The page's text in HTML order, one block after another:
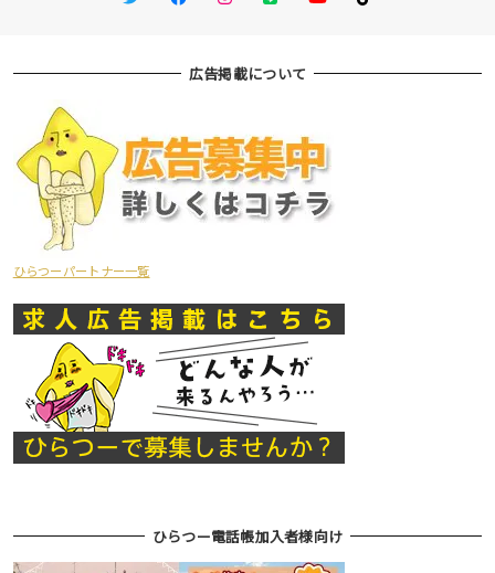
広告掲載について
ひらつーパートナー一覧
ひらつー電話帳加入者様向け